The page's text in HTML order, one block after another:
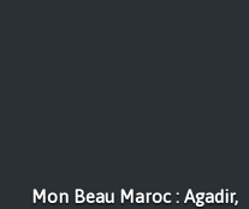
Mon Beau Maroc : Agadir,